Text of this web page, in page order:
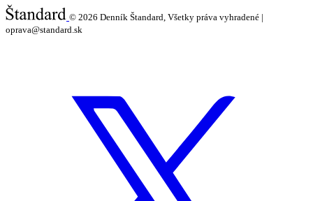
© 2026 Denník Štandard, Všetky práva vyhradené |
oprava@standard.sk